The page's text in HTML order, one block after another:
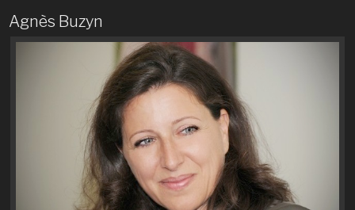
Agnès Buzyn